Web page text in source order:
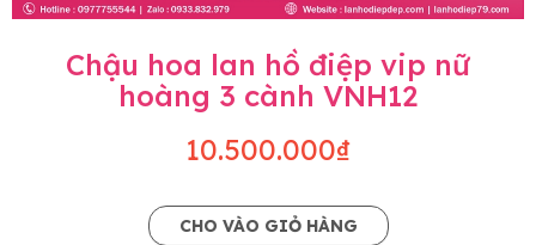
Chậu hoa lan hồ điệp vip nữ
hoàng 3 cành VNH12
10.500.000₫
CHO VÀO GIỎ HÀNG